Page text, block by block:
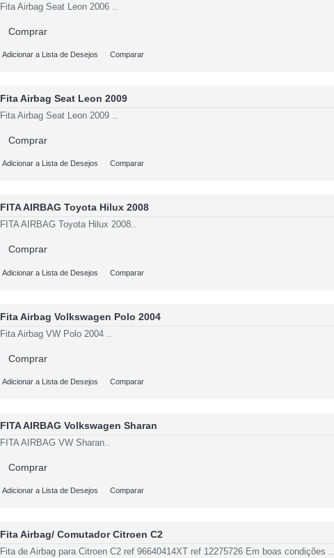
Fita Airbag Seat Leon 2006 ..
Comprar
Adicionar a Lista de Desejos Comparar
Fita Airbag Seat Leon 2009
Fita Airbag Seat Leon 2009 ..
Comprar
Adicionar a Lista de Desejos Comparar
FITA AIRBAG Toyota Hilux 2008
FITA AIRBAG Toyota Hilux 2008..
Comprar
Adicionar a Lista de Desejos Comparar
Fita Airbag Volkswagen Polo 2004
Fita Airbag VW Polo 2004 ..
Comprar
Adicionar a Lista de Desejos Comparar
FITA AIRBAG Volkswagen Sharan
FITA AIRBAG VW Sharan..
Comprar
Adicionar a Lista de Desejos Comparar
Fita Airbag/ Comutador Citroen C2
Fita de Airbag para Citroen C2 ref 96640414XT ref 12275726 Em boas condições ..